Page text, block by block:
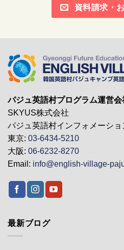
資料請求・
パジュ英語村プログラム運営会
SKYUS株式会社
パジュ英語村インフォメーショ
東京: 03-6434-5210
大阪: 06-6232-8270
Email: info@english-village-
最新ブログ